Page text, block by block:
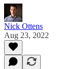
Nick Ottens
Aug 23, 2022